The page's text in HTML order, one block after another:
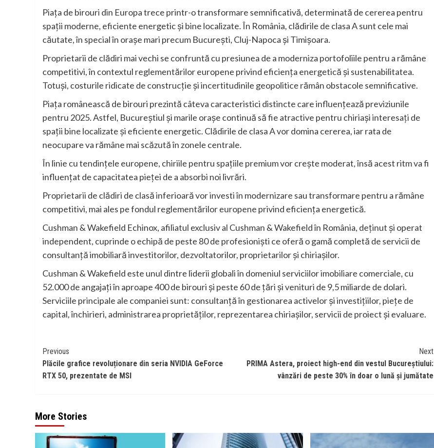
Piața de birouri din Europa trece printr-o transformare semnificativă, determinată de cererea pentru
spații moderne, eficiente energetic și bine localizate. În România, clădirile de clasa A sunt cele mai
căutate, în special în orașe mari precum București, Cluj-Napoca și Timișoara.
Proprietarii de clădiri mai vechi se confruntă cu presiunea de a moderniza portofoliile pentru a rămâne
competitivi, în contextul reglementărilor europene privind eficiența energetică și sustenabilitatea.
Totuși, costurile ridicate de construcție și incertitudinile geopolitice rămân obstacole semnificative.
Piața românească de birouri prezintă câteva caracteristici distincte care influențează previziunile
pentru 2025. Astfel, Bucureștiul și marile orașe continuă să fie atractive pentru chiriași interesați de
spații bine localizate și eficiente energetic. Clădirile de clasa A vor domina cererea, iar rata de
neocupare va rămâne mai scăzută în zonele centrale.
În linie cu tendințele europene, chiriile pentru spațiile premium vor crește moderat, însă acest ritm va fi
influențat de capacitatea pieței de a absorbi noi livrări.
Proprietarii de clădiri de clasă inferioară vor investi în modernizare sau transformare pentru a rămâne
competitivi, mai ales pe fondul reglementărilor europene privind eficiența energetică.
Cushman & Wakefield Echinox, afiliatul exclusiv al Cushman & Wakefield în România, deținut și operat
independent, cuprinde o echipă de peste 80 de profesioniști ce oferă o gamă completă de servicii de
consultanţă imobiliară investitorilor, dezvoltatorilor, proprietarilor și chiriașilor.
Cushman & Wakefield este unul dintre liderii globali în domeniul serviciilor imobiliare comerciale, cu
52.000 de angajați în aproape 400 de birouri și peste 60 de țări și venituri de 9,5 miliarde de dolari.
Serviciile principale ale companiei sunt: consultanță în gestionarea activelor şi investițiilor, piețe de
capital, închirieri, administrarea proprietăților, reprezentarea chiriașilor, servicii de proiect și evaluare.
Continue
Reading
Previous
Plăcile grafice revoluționare din seria NVIDIA GeForce
RTX 50, prezentate de MSI
Next
PRIMA Astera, proiect high-end din vestul Bucureștiului:
vânzări de peste 30% în doar o lună și jumătate
More Stories